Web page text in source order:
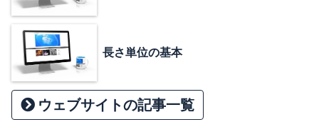
長さ単位の基本
ウェブサイトの記事一覧